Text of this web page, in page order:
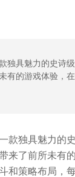
独具魅力的史诗
的游戏体验，
款独具魅力的
来了前所未有
和策略布局，